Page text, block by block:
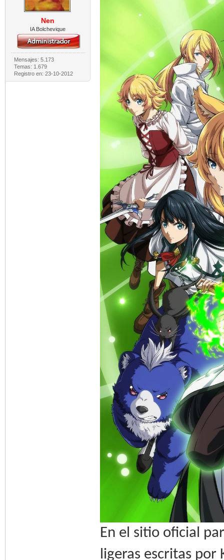
Nen
IA Bolchevique
Mensajes: 5.173
Temas: 1.679
Registro en: 23-10-2012
En el sitio oficial
ligeras escritas por